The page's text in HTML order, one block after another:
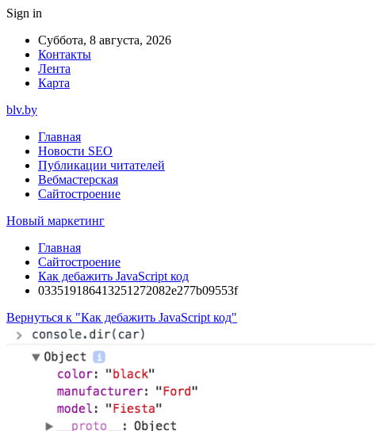
Sign in
Суббота, 8 августа, 2026
Контакты
Лента
Карта
blv.by
Главная
Новости SEO
Публикации читателей
Вебмастерская
Сайтостроение
Новый маркетинг
Главная
Сайтостроение
Как дебажить JavaScript код
033519186413251272082e277b09553f
Вернуться к "Как дебажить JavaScript код"